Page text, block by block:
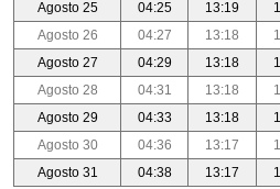
Agosto 25
04:25 13:19
Agosto 26
04:27 13:18
Agosto 27
04:29 13:18
Agosto 28
04:31 13:18
Agosto 29
04:33 13:18
Agosto 30
04:36 13:17
Agosto 31
04:38 13:17